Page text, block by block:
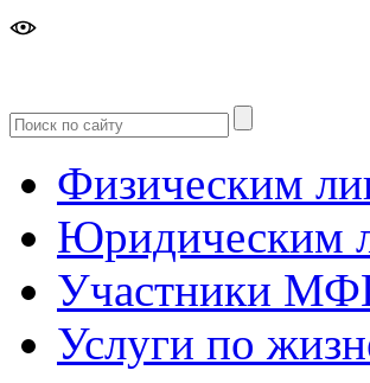
Физическим
Юридическим
Участники
Услуги по